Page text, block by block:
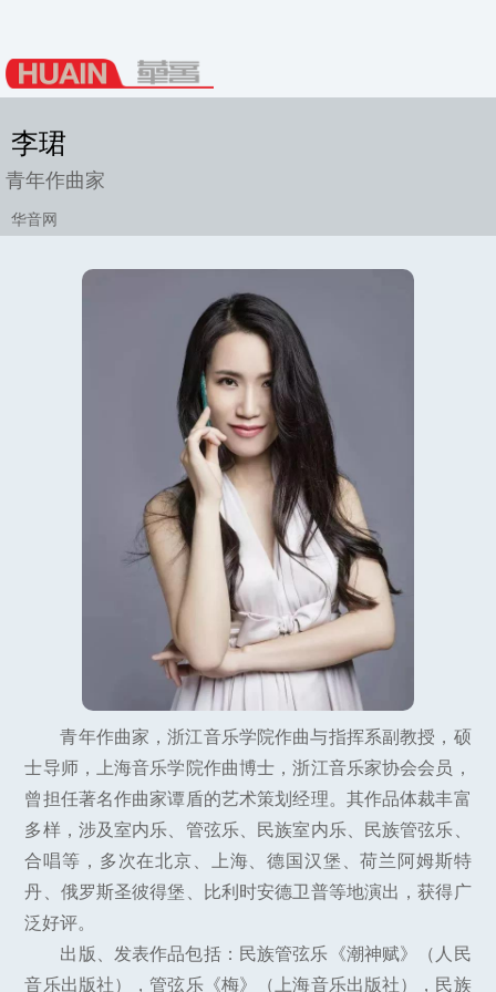
李珺
青年作曲家
华音网
青年作曲家，浙江音乐学院作曲与指挥系副教授，硕
士导师，上海音乐学院作曲博士，浙江音乐家协会会员，
曾担任著名作曲家谭盾的艺术策划经理。其作品体裁丰富
多样，涉及室内乐、管弦乐、民族室内乐、民族管弦乐、
合唱等，多次在北京、上海、德国汉堡、荷兰阿姆斯特
丹、俄罗斯圣彼得堡、比利时安德卫普等地演出，获得广
泛好评。
出版、发表作品包括：民族管弦乐《潮神赋》（人民
音乐出版社），管弦乐《梅》（上海音乐出版社），民族